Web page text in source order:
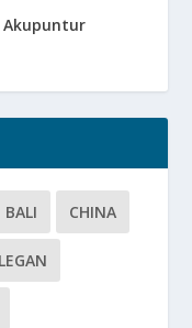
BALI CHINA